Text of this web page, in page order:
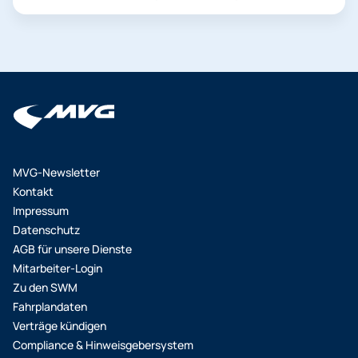
Eine Übertragung eines persönlichen HandyTickets
Smartphone und einen amtlichen Lichtbildausweis
aufrufen. Die Fahrscheinprüfer*innen scannen den
Ticket-Code mit einem mobilen Kontrollgerät. Das
aufgerufen werden. Mit dem Abo als Chipkarte: Bis
zum 15. Lebensjahr mit einem gültigen Ticket mit
muss zusätzlich zum Ticket ein Lichtbildausweis
(z. B. der Personalausweis) vorgezeigt werden.
Wenn Sie sich nicht ausweisen oder das
HandyTicket nicht öffnen können (z.B. bei leerem
Akku) bzw. die Chipkarte nicht vorzeigen können,
wird ein erhöhtes Beförderungsentgelt fällig. Wenn
Sie zum Zeitpunkt der Kontrolle ein gültiges Ticket
MVG-Newsletter
Kontakt
Impressum
Datenschutz
AGB für unsere Dienste
Mitarbeiter-Login
Zu den SWM
Fahrplandaten
Verträge kündigen
Compliance & Hinweisgebersystem